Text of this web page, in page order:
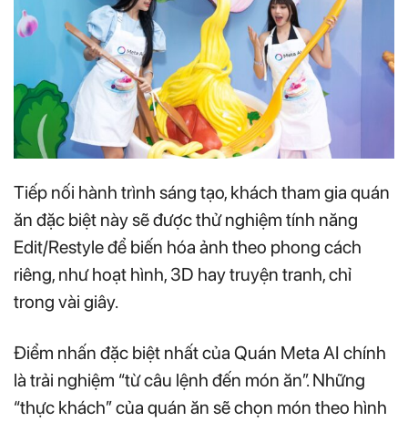
Tiếp nối hành trình sáng tạo, khách tham gia quán
ăn đặc biệt này sẽ được thử nghiệm tính năng
Edit/Restyle để biến hóa ảnh theo phong cách
riêng, như hoạt hình, 3D hay truyện tranh, chỉ
trong vài giây.
Điểm nhấn đặc biệt nhất của Quán Meta AI chính
là trải nghiệm “từ câu lệnh đến món ăn”. Những
“thực khách” của quán ăn sẽ chọn món theo hình